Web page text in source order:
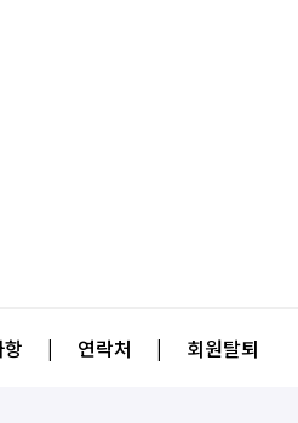
| 연락처 | 회원탈퇴